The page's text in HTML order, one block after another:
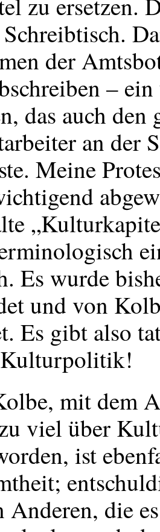
der
–
das auch den
an der
Meine
Es wurde
und von
Es gibt also
mit dem
viel über
ist
die